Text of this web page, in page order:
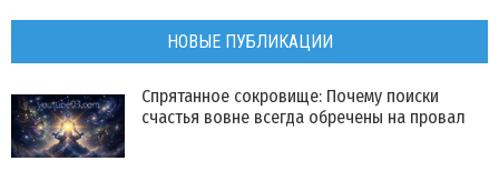
НОВЫЕ ПУБЛИКАЦИИ
Спрятанное сокровище: Почему поиски
счастья вовне всегда обречены на провал